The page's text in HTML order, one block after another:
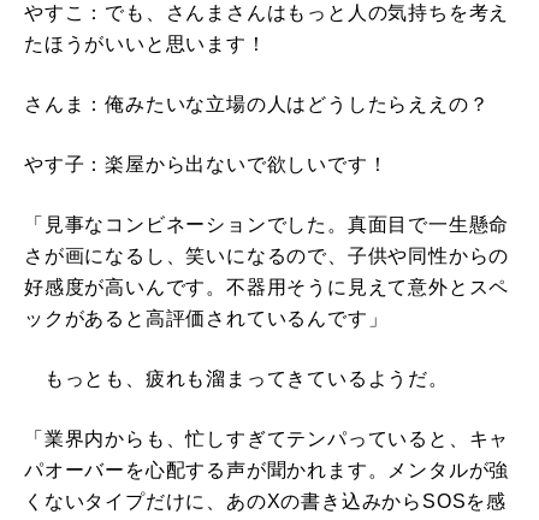
やすこ：でも、さんまさんはもっと人の気持ちを考え
たほうがいいと思います！
さんま：俺みたいな立場の人はどうしたらええの？
やす子：楽屋から出ないで欲しいです！
「見事なコンビネーションでした。真面目で一生懸命
さが画になるし、笑いになるので、子供や同性からの
好感度が高いんです。不器用そうに見えて意外とスペ
ックがあると高評価されているんです」
もっとも、疲れも溜まってきているようだ。
「業界内からも、忙しすぎてテンパっていると、キャ
パオーバーを心配する声が聞かれます。メンタルが強
くないタイプだけに、あのXの書き込みからSOSを感